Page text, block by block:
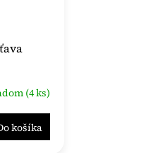
(4 ks)
košíka